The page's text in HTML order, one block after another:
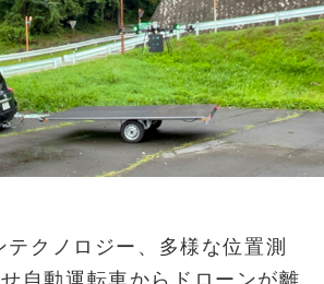
テクノロジー、多様な位置測
自動運転車からドローンが離